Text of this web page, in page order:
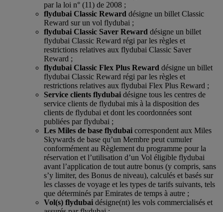
par la loi n° (11) de 2008 ;
flydubai Classic Reward désigne un billet Classic
Reward sur un vol flydubai ;
flydubai Classic Saver Reward désigne un billet
flydubai Classic Reward régi par les règles et
restrictions relatives aux flydubai Classic Saver
Reward ;
flydubai Classic Flex Plus Reward désigne un billet
flydubai Classic Reward régi par les règles et
restrictions relatives aux flydubai Flex Plus Reward ;
Service clients flydubai désigne tous les centres de
service clients de flydubai mis à la disposition des
clients de flydubai et dont les coordonnées sont
publiées par flydubai ;
Les Miles de base flydubai correspondent aux Miles
Skywards de base qu’un Membre peut cumuler
conformément au Règlement du programme pour la
réservation et l’utilisation d’un Vol éligible flydubai
avant l’application de tout autre bonus (y compris, sans
s’y limiter, des Bonus de niveau), calculés et basés sur
les classes de voyage et les types de tarifs suivants, tels
que déterminés par Emirates de temps à autre ;
Vol(s) flydubai désigne(nt) les vols commercialisés et